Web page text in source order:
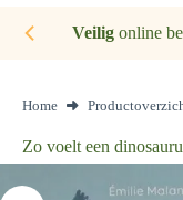
Veiligonline
Home
Zo voelt een